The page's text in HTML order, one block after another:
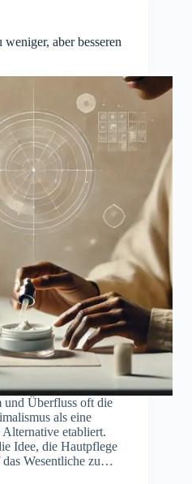
aber besseren
und Überfluss oft die
als eine
etabliert.
Idee, die Hautpflege
das Wesentliche zu…